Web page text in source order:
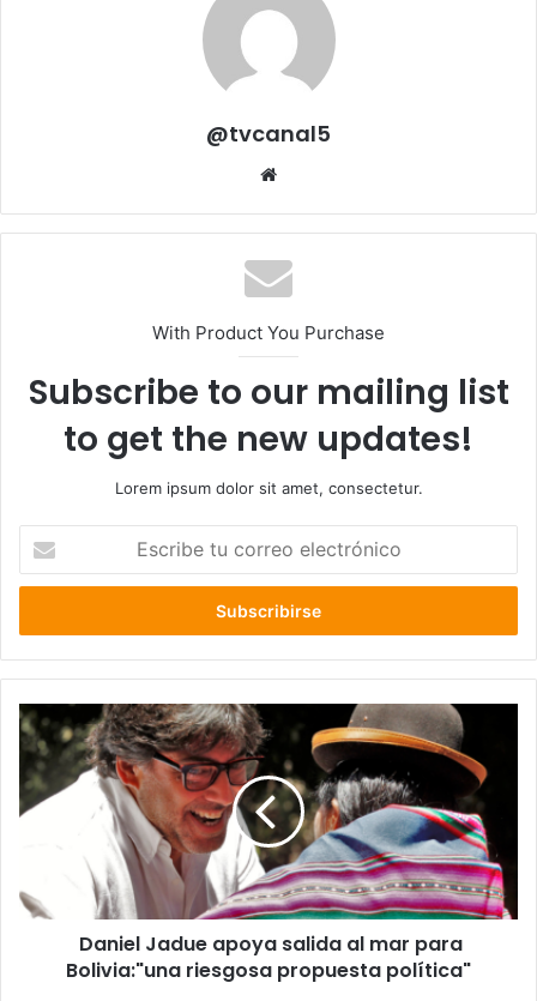
@tvcanal5
With Product You Purchase
Subscribe to our mailing list
to get the new updates!
Lorem ipsum dolor sit amet, consectetur.
correo
Daniel
Jadue
apoya
salida
al
Bolivia:"una
riesgosa
propuesta
política"
Daniel Jadue apoya salida al mar para
Bolivia:"una riesgosa propuesta política"